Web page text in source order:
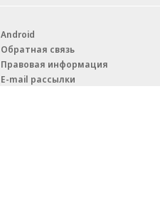
Android
Обратная связь
Правовая информация
E-mail рассылки